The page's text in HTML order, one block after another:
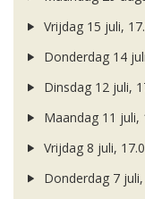
Vrijdag 15 juli,
Donderdag 14
Dinsdag 12 juli,
Maandag 11 juli,
Vrijdag 8 juli,
Donderdag 7